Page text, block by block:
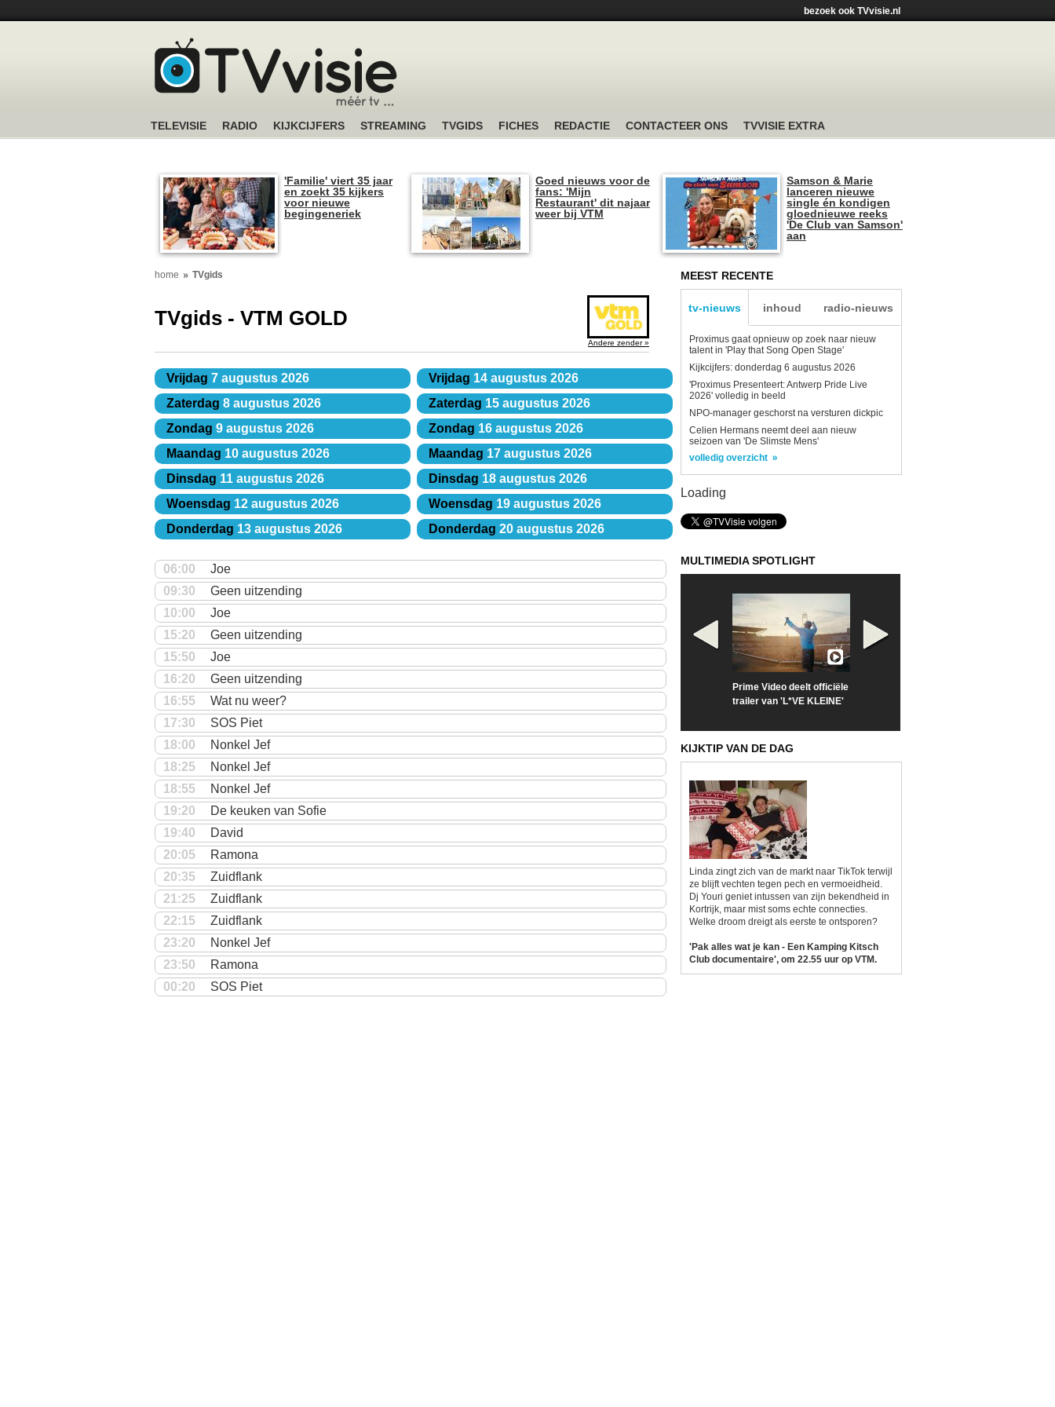
bezoek ook TVvisie.nl
TELEVISIE RADIO KIJKCIJFERS STREAMING TVGIDS FICHES REDACTIE CONTACTEER ONS TVVISIE EXTRA
'Familie' viert 35 jaar
en zoekt 35 kijkers
voor nieuwe
begingeneriek
Goed nieuws voor de
fans: 'Mijn
Restaurant' dit najaar
weer bij VTM
Samson & Marie
lanceren nieuwe
single én kondigen
gloednieuwe reeks
'De Club van Samson'
aan
home TVgids
TVgids - VTM GOLD
Andere zender »
Vrijdag 7 augustus 2026
Zaterdag 8 augustus 2026
Zondag 9 augustus 2026
Maandag 10 augustus 2026
Dinsdag 11 augustus 2026
Woensdag 12 augustus 2026
Donderdag 13 augustus 2026
Vrijdag 14 augustus 2026
Zaterdag 15 augustus 2026
Zondag 16 augustus 2026
Maandag 17 augustus 2026
Dinsdag 18 augustus 2026
Woensdag 19 augustus 2026
Donderdag 20 augustus 2026
06:00
Joe
09:30
Geen uitzending
10:00
Joe
15:20
Geen uitzending
15:50
Joe
16:20
Geen uitzending
16:55
Wat nu weer?
17:30
SOS Piet
18:00
Nonkel Jef
18:25
Nonkel Jef
18:55
Nonkel Jef
19:20
De keuken van Sofie
19:40
David
20:05
Ramona
20:35
Zuidflank
21:25
Zuidflank
22:15
Zuidflank
23:20
Nonkel Jef
23:50
Ramona
00:20
SOS Piet
MEEST RECENTE
tv-nieuws inhoud radio-nieuws
Proximus gaat opnieuw op zoek naar nieuw
talent in 'Play that Song Open Stage'
Kijkcijfers: donderdag 6 augustus 2026
'Proximus Presenteert: Antwerp Pride Live
2026' volledig in beeld
NPO-manager geschorst na versturen dickpic
Celien Hermans neemt deel aan nieuw
seizoen van 'De Slimste Mens'
volledig overzicht
Loading
MULTIMEDIA SPOTLIGHT
Prime Video deelt officiële
trailer van 'L*VE KLEINE'
KIJKTIP VAN DE DAG
Linda zingt zich van de markt naar TikTok terwijl
ze blijft vechten tegen pech en vermoeidheid.
Dj Youri geniet intussen van zijn bekendheid in
Kortrijk, maar mist soms echte connecties.
Welke droom dreigt als eerste te ontsporen?
'Pak alles wat je kan - Een Kamping Kitsch
Club documentaire', om 22.55 uur op VTM.